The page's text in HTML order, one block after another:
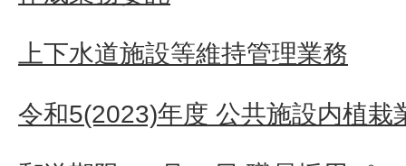
上下水道施設等維持管理業務
令和5(2023)年度 公共施設内植栽